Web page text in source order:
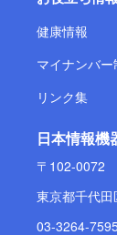
健康情報
マイナンバー
リンク集
日本情報機
〒102-0072
東京都千代田
03-3264-7595